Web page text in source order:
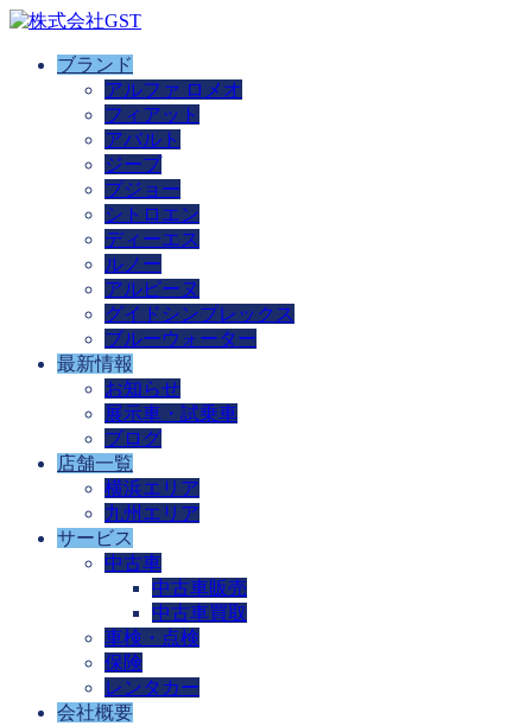
ブランド
アルファ ロメオ
フィアット
アバルト
ジープ
プジョー
シトロエン
ディーエス
ルノー
アルピーヌ
グイドシンプレックス
ブルーウォーター
最新情報
お知らせ
展示車・試乗車
ブログ
店舗一覧
横浜エリア
九州エリア
サービス
中古車
中古車販売
中古車買取
車検・点検
保険
レンタカー
会社概要